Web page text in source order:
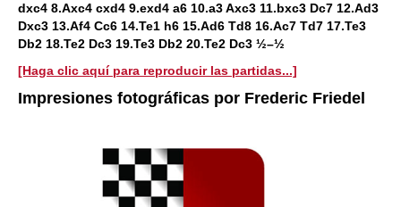
dxc4 8.Axc4 cxd4 9.exd4 a6 10.a3 Axc3 11.bxc3 Dc7 12.Ad3
Dxc3 13.Af4 Cc6 14.Te1 h6 15.Ad6 Td8 16.Ac7 Td7 17.Te3
Db2 18.Te2 Dc3 19.Te3 Db2 20.Te2 Dc3 ½–½
[Haga clic aquí para reproducir las partidas...]
Impresiones fotográficas por Frederic Friedel